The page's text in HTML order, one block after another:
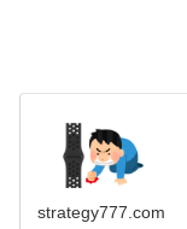
strategy777.com